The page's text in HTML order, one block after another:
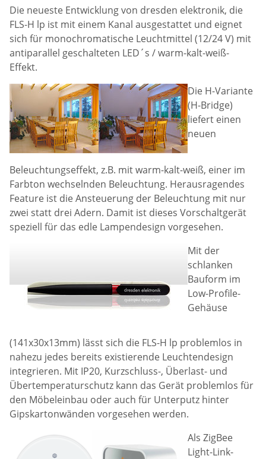
Die neueste Entwicklung von dresden elektronik, die
FLS-H lp ist mit einem Kanal ausgestattet und eignet
sich für monochromatische Leuchtmittel (12/24 V) mit
antiparallel geschalteten LED´s / warm-kalt-weiß-
Effekt.
Die H-Variante
(H-Bridge)
liefert einen
neuen
Beleuchtungseffekt, z.B. mit warm-kalt-weiß, einer im
Farbton wechselnden Beleuchtung. Herausragendes
Feature ist die Ansteuerung der Beleuchtung mit nur
zwei statt drei Adern. Damit ist dieses Vorschaltgerät
speziell für das edle Lampendesign vorgesehen.
Mit der
schlanken
Bauform im
Low-Profile-
Gehäuse
(141x30x13mm) lässt sich die FLS-H lp problemlos in
nahezu jedes bereits existierende Leuchtendesign
integrieren. Mit IP20, Kurzschluss-, Überlast- und
Übertemperaturschutz kann das Gerät problemlos für
den Möbeleinbau oder auch für Unterputz hinter
Gipskartonwänden vorgesehen werden.
Als ZigBee
Light-Link-